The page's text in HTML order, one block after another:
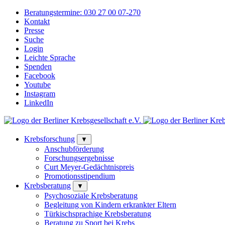
Beratungstermine: 030 27 00 07-270
Kontakt
Presse
Suche
Login
Leichte Sprache
Spenden
Facebook
Youtube
Instagram
LinkedIn
Krebsforschung ▼
Anschubförderung
Forschungsergebnisse
Curt Meyer-Gedächtnispreis
Promotionsstipendium
Krebsberatung
▼
Psychosoziale Krebsberatung
Begleitung von Kindern erkrankter Eltern
Türkischsprachige Krebsberatung
Beratung zu Sport bei Krebs